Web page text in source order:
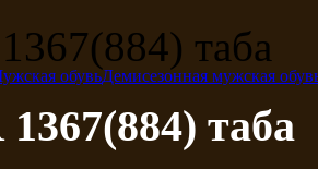
таба
обувьДемисезонная мужская
таба